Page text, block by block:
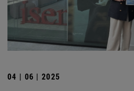
04 | 06 | 2025